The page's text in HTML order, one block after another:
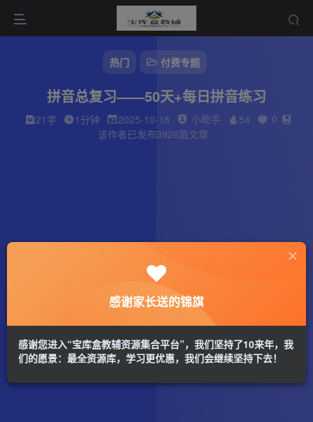
热门 付费专题
拼音总复习——50天+每日拼音练习
21字 1分钟 2025-10-18 小助手 54
0
该作者已发布3926篇文章
感谢家长送的锦旗
感谢您进入“宝库盒教辅资源集合平台”，我们坚持了10来年，我
们的愿景：最全资源库，学习更优惠，我们会继续坚持下去！